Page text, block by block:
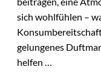
sich wohlfühlen –
gelungenes
helfen …